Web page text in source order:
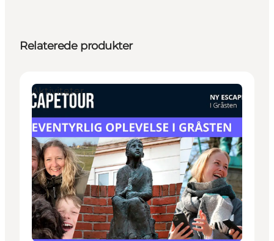
Relaterede produkter
Aktiviteter